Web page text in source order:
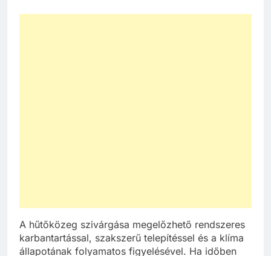
A hűtőközeg szivárgása megelőzhető rendszeres
karbantartással, szakszerű telepítéssel és a klíma
állapotának folyamatos figyelésével. Ha időben